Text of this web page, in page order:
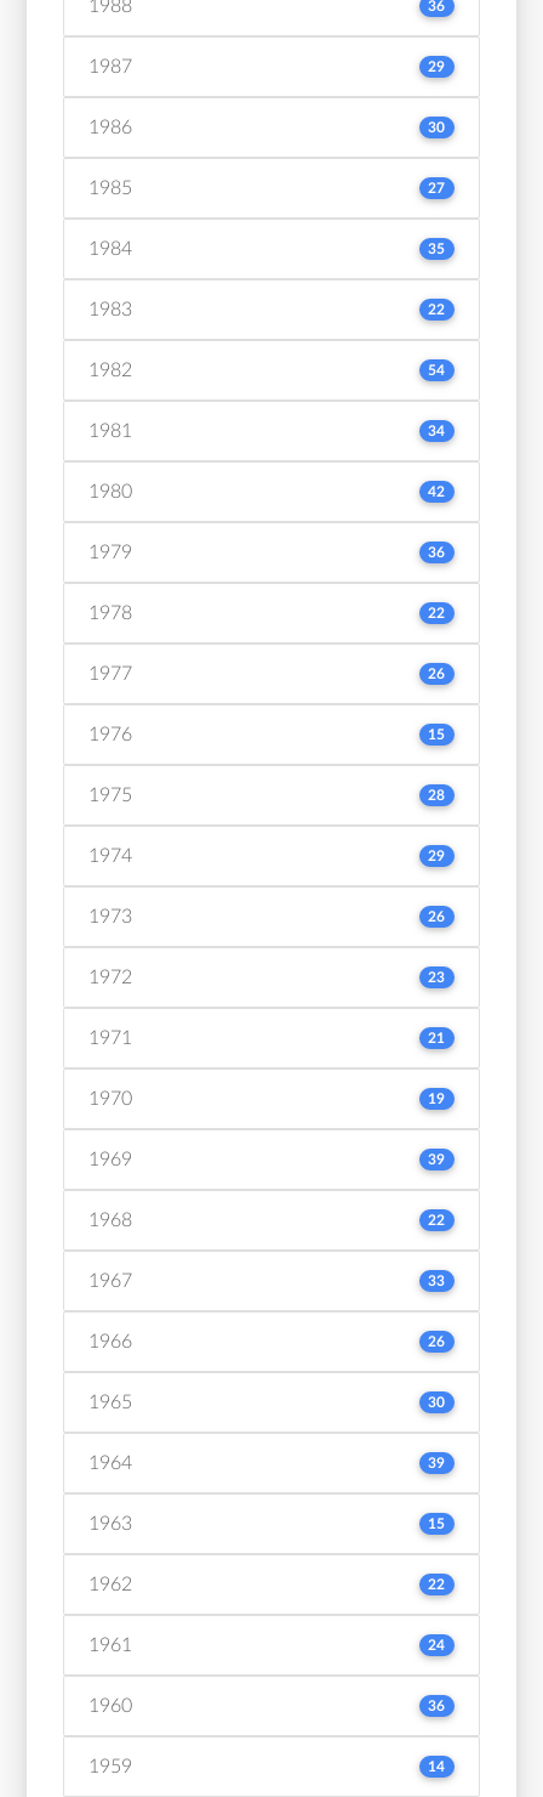
1988 36
1987 29
1986 30
1985 27
1984 35
1983 22
1982 54
1981 34
1980 42
1979 36
1978 22
1977 26
1976 15
1975 28
1974 29
1973 26
1972 23
1971 21
1970 19
1969 39
1968 22
1967 33
1966 26
1965 30
1964 39
1963 15
1962 22
1961 24
1960 36
1959 14